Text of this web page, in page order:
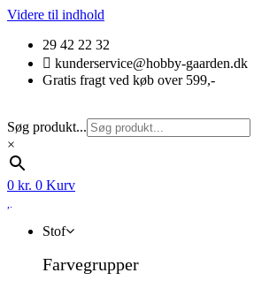
Videre til indhold
29 42 22 32
kunderservice@hobby-gaarden.dk
Gratis fragt ved køb over 599,-
Søg produkt...
×
0 kr. 0 Kurv
Stof
Farvegrupper